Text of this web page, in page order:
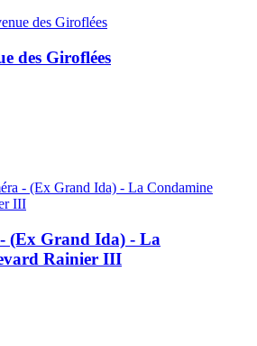
des Giroflées
- (Ex Grand Ida) - La
Rainier III